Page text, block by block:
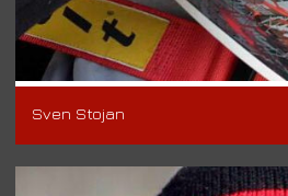
Sven Stojan